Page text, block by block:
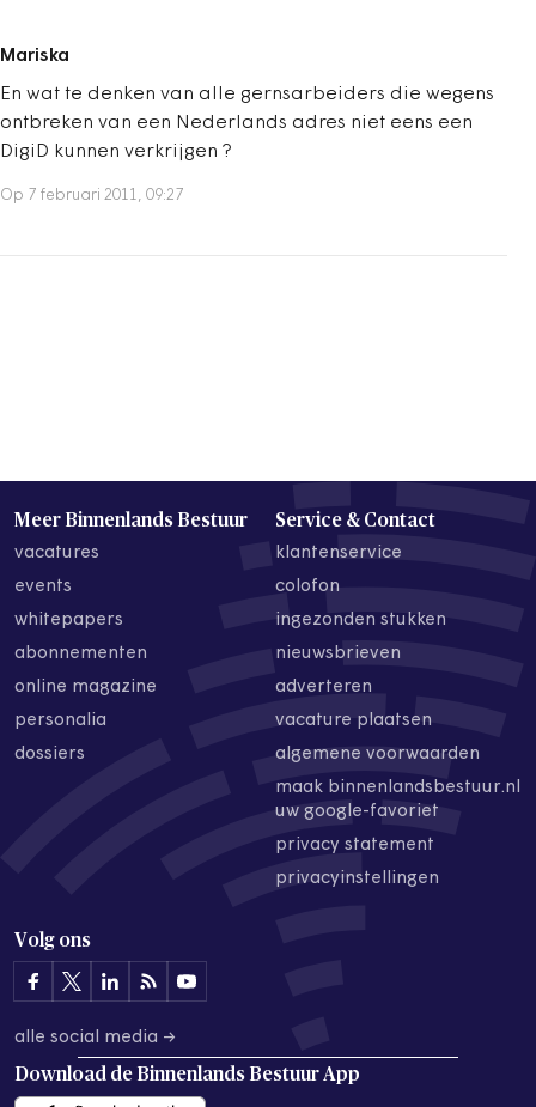
Mariska
En wat te denken van alle gernsarbeiders die wegens
ontbreken van een Nederlands adres niet eens een
DigiD kunnen verkrijgen ?
Op 7 februari 2011, 09:27
Meer Binnenlands Bestuur
vacatures
events
whitepapers
abonnementen
online magazine
personalia
dossiers
Service & Contact
klantenservice
colofon
ingezonden stukken
nieuwsbrieven
adverteren
vacature plaatsen
algemene voorwaarden
maak binnenlandsbestuur.nl
uw google-favoriet
privacy statement
privacyinstellingen
Volg ons
alle social media →
Download de Binnenlands Bestuur App